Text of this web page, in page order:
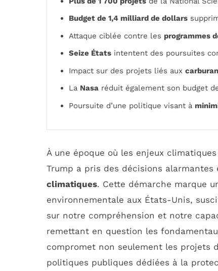
Budget de 1,4 milliard de dollars
Attaque ciblée contre les programmes
Seize États intentent des poursuites
Impact sur des projets liés aux
La Nasa réduit également son budget
Poursuite d’une politique visant à
À une époque où les enjeux
Trump a pris des décisions alarmantes
climatiques. Cette démarche marque
environnementale aux États-Unis,
sur notre compréhension et notre
remettant en question les
compromet non seulement les projets
politiques publiques dédiées à la